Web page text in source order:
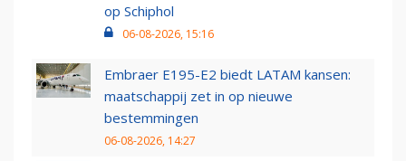
op Schiphol
06-08-2026, 15:16
Embraer E195-E2 biedt LATAM kansen:
maatschappij zet in op nieuwe
bestemmingen
06-08-2026, 14:27